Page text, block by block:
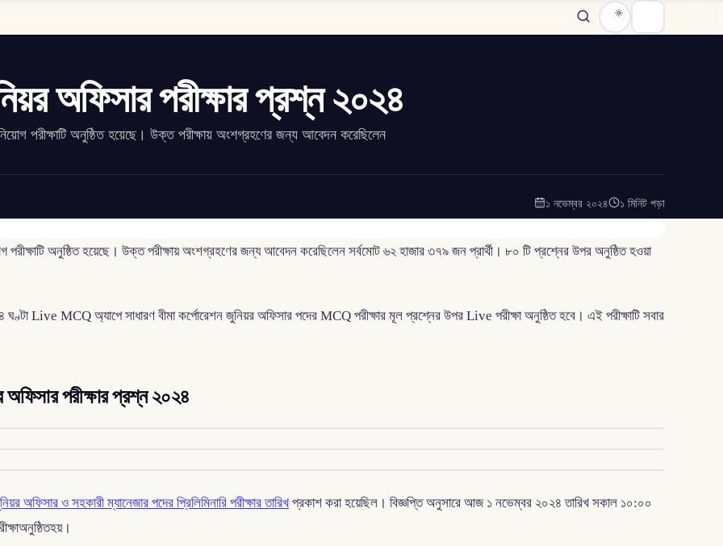
অফিসার পরীক্ষার প্রশ্ন ২০২৪
পরীক্ষাটি অনুষ্ঠিত হয়েছে। উক্ত পরীক্ষায় অংশগ্রহণের জন্য আবেদন করেছিলেন
১ নভেম্বর ২০২৪ ১ মিনিট পড়া
পরীক্ষাটি অনুষ্ঠিত হয়েছে। উক্ত পরীক্ষায় অংশগ্রহণের জন্য আবেদন করেছিলেন সর্বমোট ৬২ হাজার ৩৭৯ জন প্রার্থী। ৮০ টি প্রশ্নের উপর অনুষ্ঠিত হওয়া
Live MCQ অ্যাপে সাধারণ বীমা কর্পোরেশন জুনিয়র অফিসার পদের MCQ পরীক্ষার মূল প্রশ্নের উপর Live পরীক্ষা অনুষ্ঠিত হবে। এই পরীক্ষাটি সবার
অফিসার পরীক্ষার প্রশ্ন ২০২৪
অফিসার ও সহকারী ম্যানেজার পদের প্রিলিমিনারি পরীক্ষার তারিখ প্রকাশ করা হয়েছিল। বিজ্ঞপ্তি অনুসারে আজ ১ নভেম্বর ২০২৪ তারিখ সকাল ১০:০০